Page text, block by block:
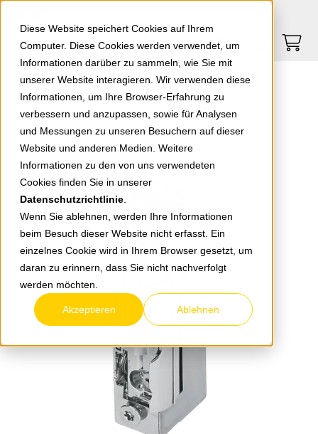
Diese Website speichert Cookies auf Ihrem
Computer. Diese Cookies werden verwendet, um
Informationen darüber zu sammeln, wie Sie mit
unserer Website interagieren. Wir verwenden diese
Informationen, um Ihre Browser-Erfahrung zu
verbessern und anzupassen, sowie für Analysen
und Messungen zu unseren Besuchern auf dieser
Website und anderen Medien. Weitere
Informationen zu den von uns verwendeten
Cookies finden Sie in unserer
Datenschutzrichtlinie
Wenn Sie ablehnen, werden Ihre Informationen
beim Besuch dieser Website nicht erfasst. Ein
einzelnes Cookie wird in Ihrem Browser gesetzt, um
daran zu erinnern, dass Sie nicht nachverfolgt
werden möchten.
Akzeptieren Ablehnen
Springe zu Hauptinhalt Springe zum Footer
0
EGB Villa Türöffner 24-30V-DC
zurück zur Übersicht